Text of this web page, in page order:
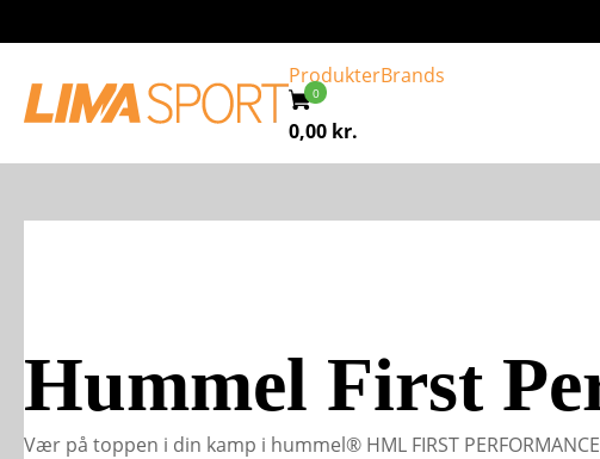
ProdukterBrands
0,00 kr.
Hummel First
Vær på toppen i din kamp i hummel® HML FIRST